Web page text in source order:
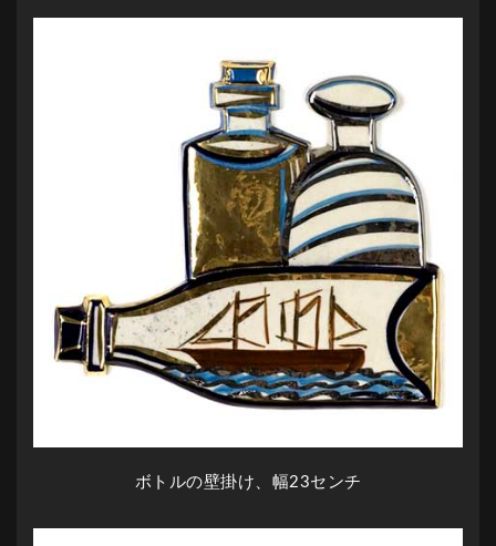
ボトルの壁掛け、幅23センチ